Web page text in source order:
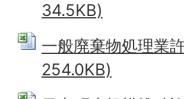
34.5KB)
一般廃棄物処理業
254.0KB)